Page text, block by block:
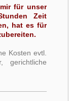
für unser
Zeit
, hat es für
.
Kosten evtl.
gerichtliche